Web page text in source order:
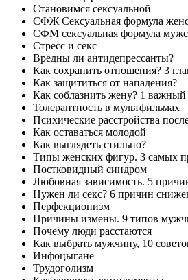
Становимся сексуальной
СФЖ Сексуальная формула
СФМ сексуальная формула
Стресс и секс
Вредны ли антидепрессанты?
Как сохранить отношения? 3
Как защититься от нападения?
Как соблазнить жену? 1 важный
Толерантность в мультфильмах
Психические расстройства
Как оставаться молодой
Как выглядеть стильно?
Типы женских фигур. 3 самых
Постковидный синдром
Любовная зависимость. 5
Нужен ли секс? 6 причин
Перфекционизм
Причины измены. 9 типов
Почему люди расстаются
Как выбрать мужчину, 10
Инфоцыгане
Трудоголизм